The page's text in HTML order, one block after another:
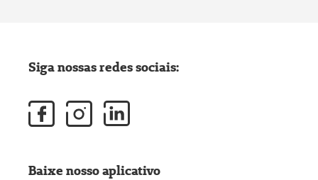
Siga nossas redes sociais:
Baixe nosso aplicativo